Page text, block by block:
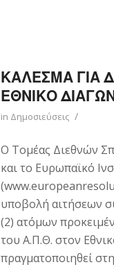
ΚΑΛΕΣΜΑ ΓΙΑ
ΕΘΝΙΚΟ
in Δημοσιεύσεις /
Ο Τομέας Διεθνών
και το Ευρωπαϊκό
υποβολή αιτήσεων
(2) ατόμων
του Α.Π.Θ. στον
πραγματοποιηθεί